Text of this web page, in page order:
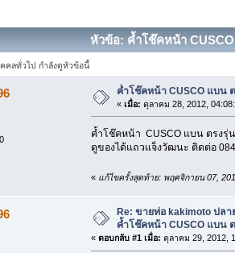
หัวข้อ: ค้ำโช๊คหน้า
คลทั่วไป กำลังดูหัวข้อนี้
ค้ำโช๊คหน้า CUSCO แบน
« เมื่อ: ตุลาคม 28, 2012,
ค้ำโช๊คหน้า CUSCO แบน ตรงรุ่
ดูของได้แถวแจ็งวัฒนะ ติดต่อ
« แก้ไขครั้งสุดท้าย: พฤศจิกายน 07,
Re: ขายท่อ kakimoto ปล
ค้ำโช๊คหน้า CUSCO แบน
« ตอบกลับ #1 เมื่อ: ตุลาคม 29, 2012,